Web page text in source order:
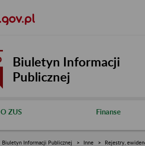
Biuletyn Informacji
Publicznej
O ZUS Finanse
Biuletyn Informacji Publicznej Inne Rejestry,